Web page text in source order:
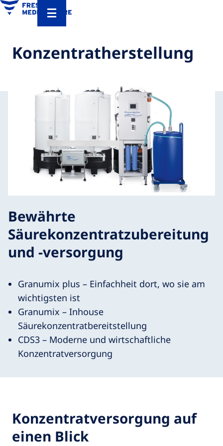
Konzentratherstellung
Bewährte
Säurekonzentratzubereitung
und -versorgung
Granumix plus – Einfachheit dort, wo sie am
wichtigsten ist
Granumix – Inhouse
Säurekonzentratbereitstellung
CDS3 – Moderne und wirtschaftliche
Konzentratversorgung
Konzentratversorgung auf
einen Blick